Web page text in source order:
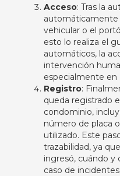
Acceso: Tras la
automáticamente
vehicular o el
esto lo realiza el
automáticos, la
intervención
especialmente en
Registro:
queda registrado
condominio,
número de placa
utilizado. Este
trazabilidad, ya
ingresó, cuándo y
caso de